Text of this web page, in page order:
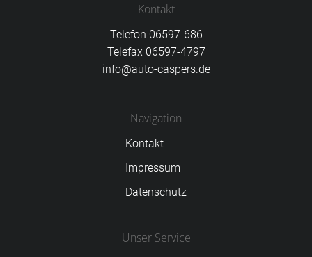
Kontakt
Telefon 06597-686
Telefax 06597-4797
info@auto-caspers.de
Navigation
Kontakt
Impressum
Datenschutz
Unser Service